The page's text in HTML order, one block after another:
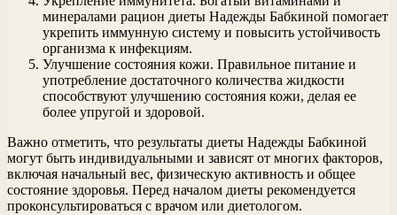
минералами рацион диеты Надежды Бабкиной помогает
укрепить иммунную систему и повысить устойчивость
организма к инфекциям.
Улучшение состояния кожи. Правильное питание и
употребление достаточного количества жидкости
способствуют улучшению состояния кожи, делая ее
более упругой и здоровой.
Важно отметить, что результаты диеты Надежды Бабкиной
могут быть индивидуальными и зависят от многих факторов,
включая начальный вес, физическую активность и общее
состояние здоровья. Перед началом диеты рекомендуется
проконсультироваться с врачом или диетологом.